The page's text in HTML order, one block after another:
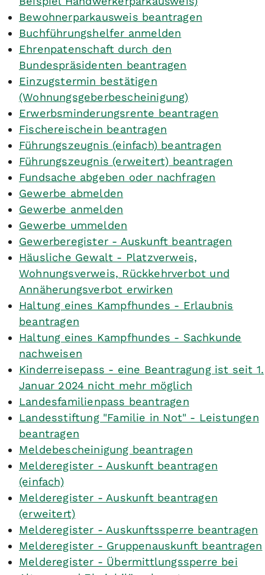
Bewohnerparkausweis beantragen
Buchführungshelfer anmelden
Ehrenpatenschaft durch den
Bundespräsidenten beantragen
Einzugstermin bestätigen
(Wohnungsgeberbescheinigung)
Erwerbsminderungsrente beantragen
Fischereischein beantragen
Führungszeugnis (einfach) beantragen
Führungszeugnis (erweitert) beantragen
Fundsache abgeben oder nachfragen
Gewerbe abmelden
Gewerbe anmelden
Gewerbe ummelden
Gewerberegister - Auskunft beantragen
Häusliche Gewalt - Platzverweis,
Wohnungsverweis, Rückkehrverbot und
Annäherungsverbot erwirken
Haltung eines Kampfhundes - Erlaubnis
beantragen
Haltung eines Kampfhundes - Sachkunde
nachweisen
Kinderreisepass - eine Beantragung ist seit 1.
Januar 2024 nicht mehr möglich
Landesfamilienpass beantragen
Landesstiftung "Familie in Not" - Leistungen
beantragen
Meldebescheinigung beantragen
Melderegister - Auskunft beantragen
(einfach)
Melderegister - Auskunft beantragen
(erweitert)
Melderegister - Auskunftssperre beantragen
Melderegister - Gruppenauskunft beantragen
Melderegister - Übermittlungssperre bei